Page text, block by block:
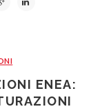
ENEA: